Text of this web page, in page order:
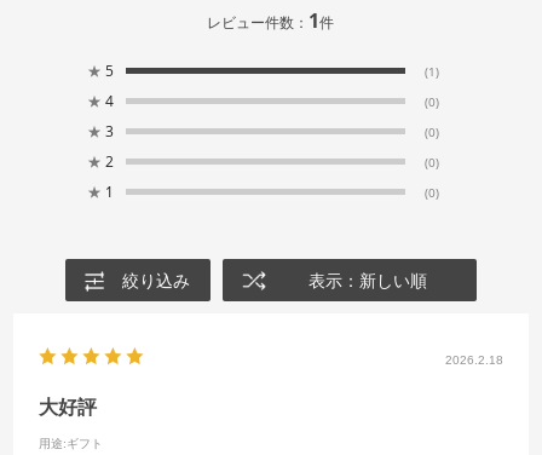
レビュー件数： 1件
★ 5 (1)
★ 4 (0)
★ 3 (0)
★ 2 (0)
★ 1 (0)
絞り込み 表示：新しい順
2026.2.18
大好評
用途:ギフト